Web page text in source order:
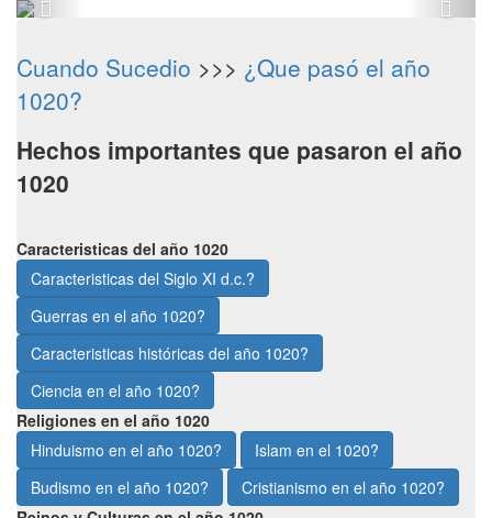
Cuando Sucedio >>> ¿Que pasó el año
1020?
Hechos importantes que pasaron el año
1020
Caracteristicas del año 1020
Caracteristicas del Siglo XI d.c.?
Guerras en el año 1020?
Caracteristicas históricas del año 1020?
Ciencia en el año 1020?
Religiones en el año 1020
Hinduismo en el año 1020?
Islam en el 1020?
Budismo en el año 1020?
Cristianismo en el año 1020?